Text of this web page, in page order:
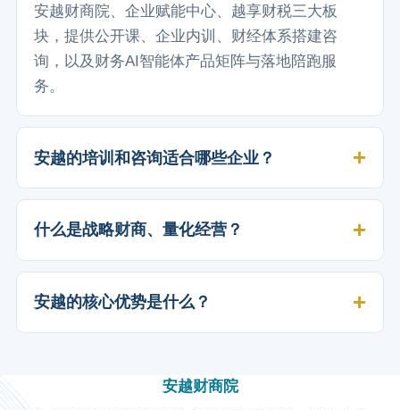
安越财商院、企业赋能中心、越享财税三大板
块，提供公开课、企业内训、财经体系搭建咨
询，以及财务AI智能体产品矩阵与落地陪跑服
务。
安越的培训和咨询适合哪些企业？
什么是战略财商、量化经营？
安越的核心优势是什么？
安越财商院